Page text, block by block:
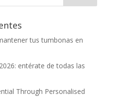
tus tumbonas en
entérate de todas las
Through Personalised